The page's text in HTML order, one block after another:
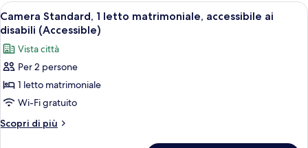
letti
singoli
Apri
tutte
le
foto
per
Camera
Standard,
1
Camera Standard, 1 letto
7
Camera Standard, 1 letto matrimoniale, accessibile ai
disabili (Accessible)
Vista città
Per 2 persone
1 letto matrimoniale
Wi-Fi gratuito
Scopri di più
Altri